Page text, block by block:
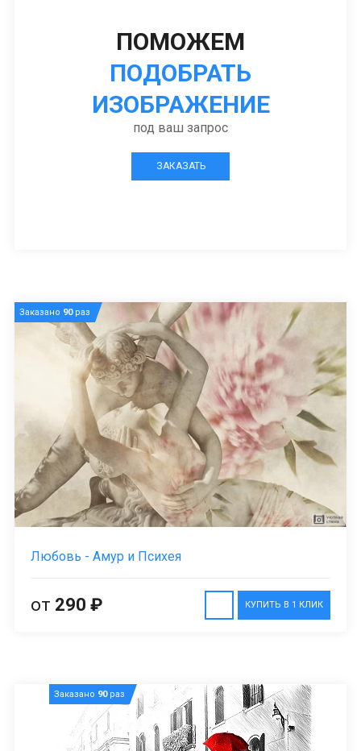
ПОМОЖЕМ
ПОДОБРАТЬ
ИЗОБРАЖЕНИЕ
под ваш запрос
ЗАКАЗАТЬ
Заказано 90раз
Любовь - Амур и Психея
КУПИТЬ В 1 КЛИК
от 290 ₽
Заказано 90раз